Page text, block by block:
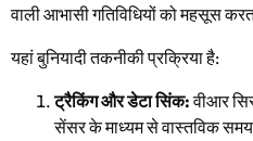
वाली आभासी गतिविधियों को महसूस
यहां बुनियादी तकनीकी प्रक्रिया है:
ट्रैकिंग और डेटा सिंक:वीआर
सेंसर के माध्यम से वास्तविक